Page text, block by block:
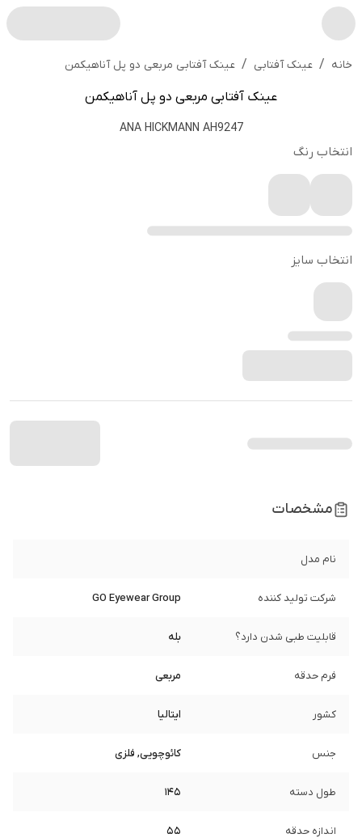
خانه / عینک آفتابی / عینک آفتابی مربعی دو پل آناهیکمن
عینک آفتابی مربعی دو پل آناهیکمن
ANA HICKMANN AH9247
انتخاب رنگ
انتخاب سایز
مشخصات
نام مدل
شرکت تولید کننده GO Eyewear Group
قابلیت طبی شدن دارد؟ بله
فرم حدقه مربعی
کشور ایتالیا
جنس کائوچویی, فلزی
طول دسته 145
اندازه حدقه 55